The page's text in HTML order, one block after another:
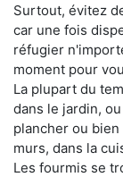
Surtout, évitez
car une fois
réfugier
moment pour
La plupart du
dans le jardin,
plancher ou
murs, dans la
Les fourmis se